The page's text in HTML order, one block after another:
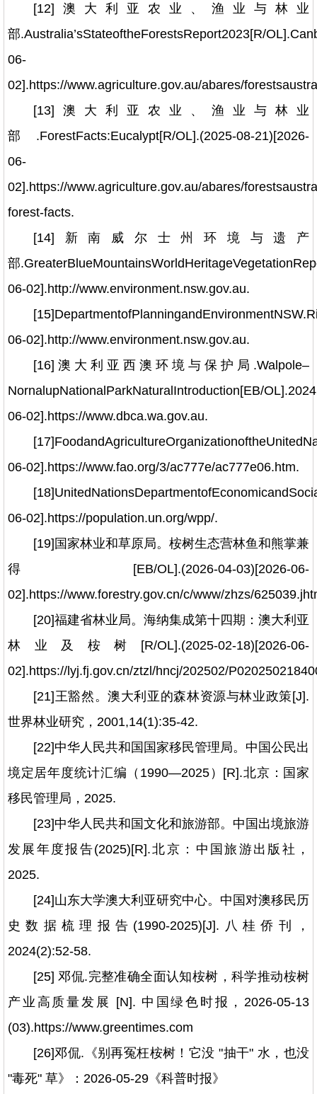
[12]澳大利亚农业、渔业与林业
部.Australia’sStateoftheForestsReport2023[R/
06-
02].https://www.agriculture.gov.au/abares/
[13]澳大利亚农业、渔业与林业
部.ForestFacts:Eucalypt[R/OL].(2025-08-21)[2026-
06-
02].https://www.agriculture.gov.au/abares/
forest-facts.
[14]新南威尔士州环境与遗产
部
06-02].http://www.environment.nsw.gov.au.
06-02].http://www.environment.nsw.gov.au.
[16]澳大利亚西澳环境与保护局.Walpole–
NornalupNationalParkNaturalIntroduction[EB/
06-02].https://www.dbca.wa.gov.au.
06-02].https://www.fao.org/3/ac777e/ac777e06.htm.
06-02].https://population.un.org/wpp/.
[19]国家林业和草原局。桉树生态营林鱼和熊掌兼
得[EB/OL].(2026-04-03)[2026-06-
02].https://www.forestry.gov.cn/c/www/zhzs/
[20]福建省林业局。海纳集成第十四期：澳大利亚
林业及桉树[R/OL].(2025-02-18)[2026-06-
02].https://lyj.fj.gov.cn/ztzl/hncj/202502/
[21]王豁然。澳大利亚的森林资源与林业政策[J].
世界林业研究，2001,14(1):35-42.
[22]中华人民共和国国家移民管理局。中国公民出
境定居年度统计汇编（1990—2025）[R].北京：国家
移民管理局，2025.
[23]中华人民共和国文化和旅游部。中国出境旅游
发展年度报告(2025)[R].北京：中国旅游出版社，
2025.
[24]山东大学澳大利亚研究中心。中国对澳移民历
史数据梳理报告(1990-2025)[J].八桂侨刊，
2024(2):52-58.
[25] 邓侃.完整准确全面认知桉树，科学推动桉树
产业高质量发展 [N]. 中国绿色时报，2026-05-13
(03).https://www.greentimes.com
[26]邓侃.《别再冤枉桉树！它没 "抽干" 水，也没
"毒死" 草》：2026-05-29《科普时报》